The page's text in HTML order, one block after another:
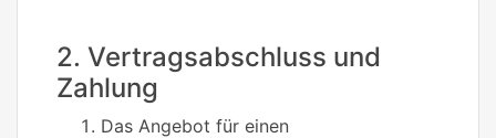
2. Vertragsabschluss und
Zahlung
Das Angebot für einen